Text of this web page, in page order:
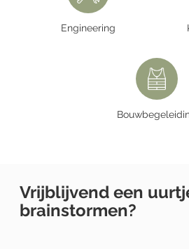
Engineering
Vrijblijvend een
brainstormen?